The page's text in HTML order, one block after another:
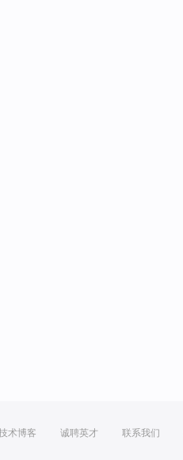
术博客 诚聘英才 联系我们